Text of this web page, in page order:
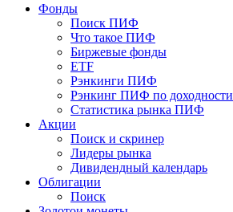
Фонды
Поиск ПИФ
Что такое ПИФ
Биржевые фонды
ETF
Рэнкинги ПИФ
Рэнкинг ПИФ по доходности
Статистика рынка ПИФ
Акции
Поиск и скринер
Лидеры рынка
Дивидендный календарь
Облигации
Поиск